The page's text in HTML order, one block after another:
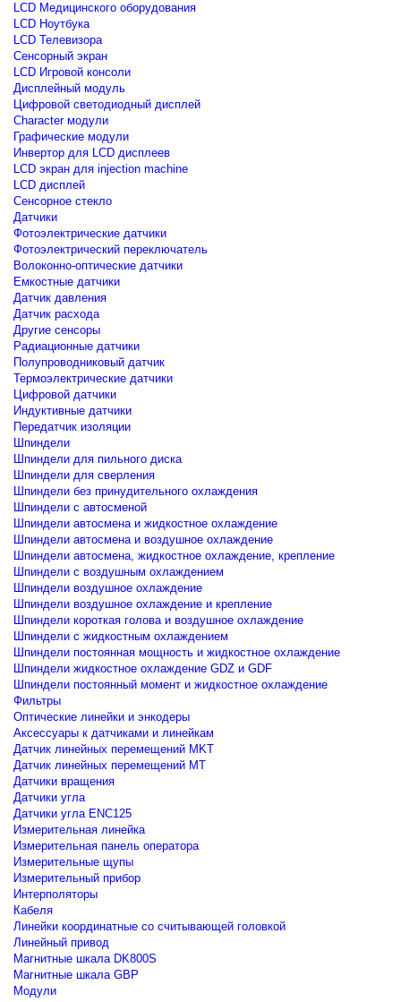
LCD Медицинского оборудования
LCD Ноутбука
LCD Телевизора
Сенсорный экран
LCD Игровой консоли
Дисплейный модуль
Цифровой светодиодный дисплей
Сharacter модули
Графические модули
Инвертор для LCD дисплеев
LCD экран для injection machine
LCD дисплей
Сенсорное стекло
Датчики
Фотоэлектрические датчики
Фотоэлектрический переключатель
Волоконно-оптические датчики
Емкостные датчики
Датчик давления
Датчик расхода
Другие сенсоры
Радиационные датчики
Полупроводниковый датчик
Термоэлектрические датчики
Цифровой датчики
Индуктивные датчики
Передатчик изоляции
Шпиндели
Шпиндели для пильного диска
Шпиндели для сверления
Шпиндели без принудительного охлаждения
Шпиндели с автосменой
Шпиндели автосмена и жидкостное охлаждение
Шпиндели автосмена и воздушное охлаждение
Шпиндели автосмена, жидкостное охлаждение, крепление
Шпиндели с воздушным охлаждением
Шпиндели воздушное охлаждение
Шпиндели воздушное охлаждение и крепление
Шпиндели короткая голова и воздушное охлаждение
Шпиндели с жидкостным охлаждением
Шпиндели постоянная мощность и жидкостное охлаждение
Шпиндели жидкостное охлаждение GDZ и GDF
Шпиндели постоянный момент и жидкостное охлаждение
Фильтры
Оптические линейки и энкодеры
Аксессуары к датчиками и линейкам
Датчик линейных перемещений MKT
Датчик линейных перемещений MT
Датчики вращения
Датчики угла
Датчики угла ENC125
Измерительная линейка
Измерительная панель оператора
Измерительные щупы
Измерительный прибор
Интерполяторы
Кабеля
Линейки координатные со считывающей головкой
Линейный привод
Магнитные шкала DK800S
Магнитные шкала GBP
Модули